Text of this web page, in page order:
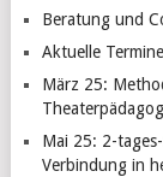
Beratung und
Aktuelle
März 25:
Mai 25: 2-
Verbindung in